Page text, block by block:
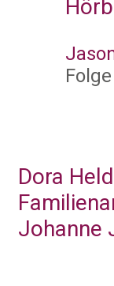
Dora
Johanne